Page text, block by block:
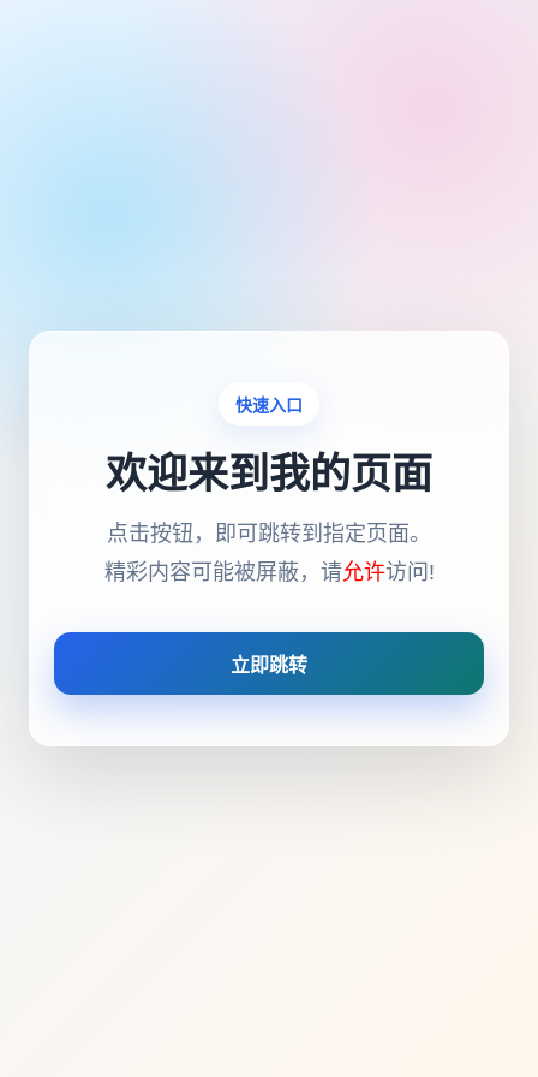
快速入口
欢迎来到我的页面
点击按钮，即可跳转到指定页面。
精彩内容可能被屏蔽，请允许访问!
立即跳转